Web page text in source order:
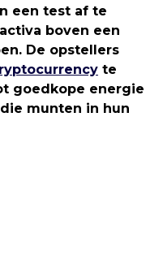
een test af te
boven een
De opstellers
te
goedkope energie
munten in hun